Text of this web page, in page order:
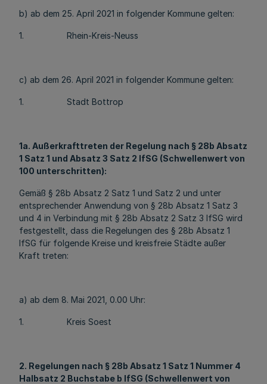
b) ab dem 25. April 2021 in folgender Kommune gelten:
1. Rhein-Kreis-Neuss
c) ab dem 26. April 2021 in folgender Kommune gelten:
1. Stadt Bottrop
1a. Außerkrafttreten der Regelung nach § 28b Absatz
1 Satz 1 und Absatz 3 Satz 2 IfSG (Schwellenwert von
100 unterschritten):
Gemäß § 28b Absatz 2 Satz 1 und Satz 2 und unter
entsprechender Anwendung von § 28b Absatz 1 Satz 3
und 4 in Verbindung mit § 28b Absatz 2 Satz 3 IfSG wird
festgestellt, dass die Regelungen des § 28b Absatz 1
IfSG für folgende Kreise und kreisfreie Städte außer
Kraft treten:
a) ab dem 8. Mai 2021, 0.00 Uhr:
1. Kreis Soest
2. Regelungen nach § 28b Absatz 1 Satz 1 Nummer 4
Halbsatz 2 Buchstabe b IfSG (Schwellenwert von